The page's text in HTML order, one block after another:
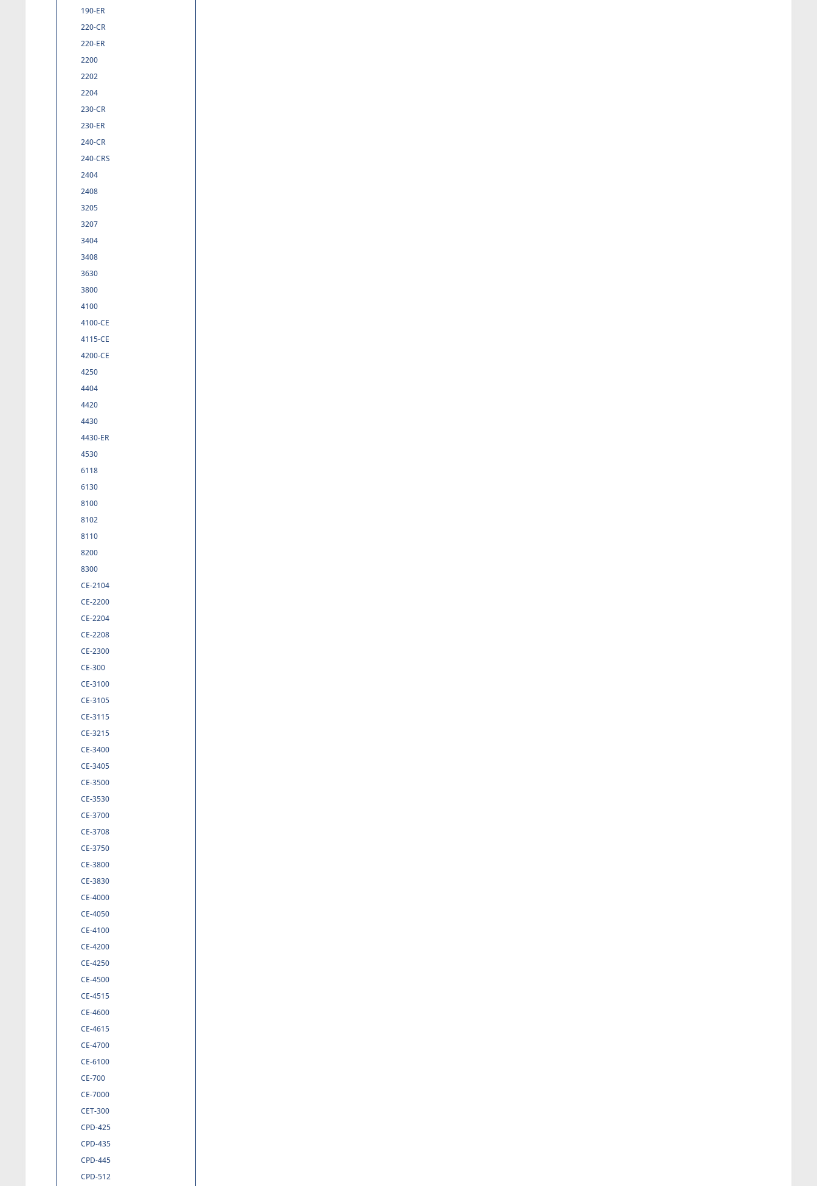
190-ER
220-CR
220-ER
2200
2202
2204
230-CR
230-ER
240-CR
240-CRS
2404
2408
3205
3207
3404
3408
3630
3800
4100
4100-CE
4115-CE
4200-CE
4250
4404
4420
4430
4430-ER
4530
6118
6130
8100
8102
8110
8200
8300
CE-2104
CE-2200
CE-2204
CE-2208
CE-2300
CE-300
CE-3100
CE-3105
CE-3115
CE-3215
CE-3400
CE-3405
CE-3500
CE-3530
CE-3700
CE-3708
CE-3750
CE-3800
CE-3830
CE-4000
CE-4050
CE-4100
CE-4200
CE-4250
CE-4500
CE-4515
CE-4600
CE-4615
CE-4700
CE-6100
CE-700
CE-7000
CET-300
CPD-425
CPD-435
CPD-445
CPD-512